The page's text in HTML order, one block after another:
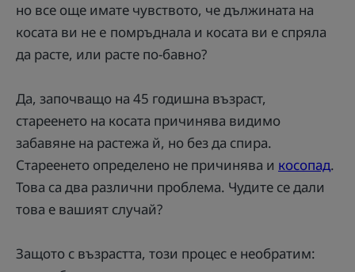
но все още имате чувството, че дължината на
косата ви не e помръднала и косата ви е спряла
да расте, или расте по-бавно?
Да, започващо на 45 годишна възраст,
стареенето на косата причинява видимо
забавяне на растежа й, но без да спира.
Стареенето определено не причинява и косопад.
Това са два различни проблема. Чудите се дали
това е вашият случай?
Защото с възрастта, този процес е необратим: